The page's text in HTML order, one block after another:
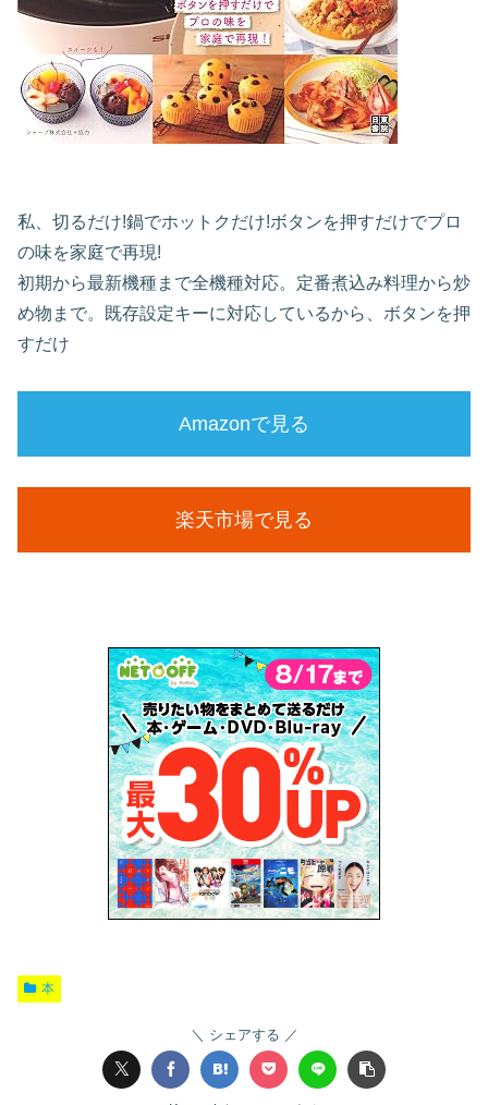
私、切るだけ!鍋でホットクだけ!ボタンを押すだけでプロ
の味を家庭で再現!
初期から最新機種まで全機種対応。定番煮込み料理から炒
め物まで。既存設定キーに対応しているから、ボタンを押
すだけ
Amazonで見る
楽天市場で見る
本
シェアする